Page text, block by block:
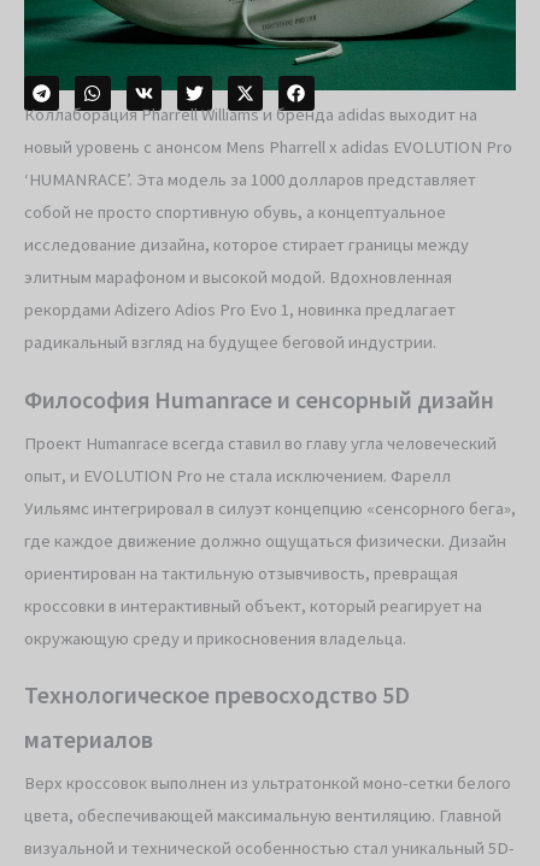
Коллаборация Pharrell Williams и бренда adidas выходит на
новый уровень с анонсом Mens Pharrell x adidas EVOLUTION Pro
‘HUMANRACE’. Эта модель за 1000 долларов представляет
собой не просто спортивную обувь, а концептуальное
исследование дизайна, которое стирает границы между
элитным марафоном и высокой модой. Вдохновленная
рекордами Adizero Adios Pro Evo 1, новинка предлагает
радикальный взгляд на будущее беговой индустрии.
Философия Humanrace и сенсорный дизайн
Проект Humanrace всегда ставил во главу угла человеческий
опыт, и EVOLUTION Pro не стала исключением. Фарелл
Уильямс интегрировал в силуэт концепцию «сенсорного бега»,
где каждое движение должно ощущаться физически. Дизайн
ориентирован на тактильную отзывчивость, превращая
кроссовки в интерактивный объект, который реагирует на
окружающую среду и прикосновения владельца.
Технологическое превосходство 5D
материалов
Верх кроссовок выполнен из ультратонкой моно-сетки белого
цвета, обеспечивающей максимальную вентиляцию. Главной
визуальной и технической особенностью стал уникальный 5D-